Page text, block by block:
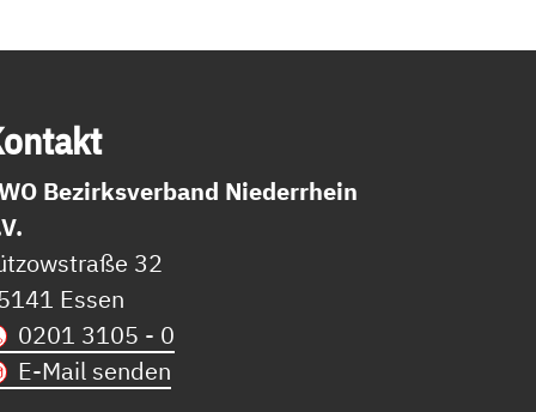
Bezirksverband Niederrhein
32
Essen
0201 3105 - 0
E-Mail senden